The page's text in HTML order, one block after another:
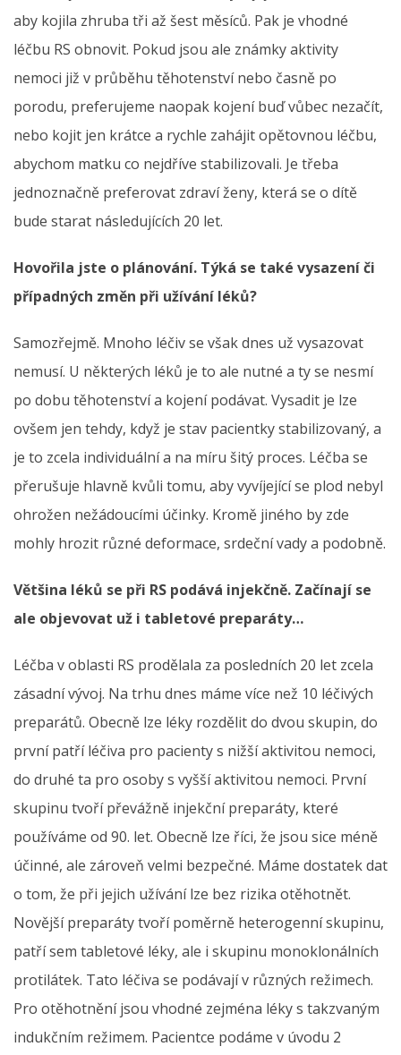
aby kojila zhruba tři až šest měsíců. Pak je vhodné
léčbu RS obnovit. Pokud jsou ale známky aktivity
nemoci již v průběhu těhotenství nebo časně po
porodu, preferujeme naopak kojení buď vůbec nezačít,
nebo kojit jen krátce a rychle zahájit opětovnou léčbu,
abychom matku co nejdříve stabilizovali. Je třeba
jednoznačně preferovat zdraví ženy, která se o dítě
bude starat následujících 20 let.
Hovořila jste o plánování. Týká se také vysazení či
případných změn při užívání léků?
Samozřejmě. Mnoho léčiv se však dnes už vysazovat
nemusí. U některých léků je to ale nutné a ty se nesmí
po dobu těhotenství a kojení podávat. Vysadit je lze
ovšem jen tehdy, když je stav pacientky stabilizovaný, a
je to zcela individuální a na míru šitý proces. Léčba se
přerušuje hlavně kvůli tomu, aby vyvíjející se plod nebyl
ohrožen nežádoucími účinky. Kromě jiného by zde
mohly hrozit různé deformace, srdeční vady a podobně.
Většina léků se při RS podává injekčně. Začínají se
ale objevovat už i tabletové preparáty…
Léčba v oblasti RS prodělala za posledních 20 let zcela
zásadní vývoj. Na trhu dnes máme více než 10 léčivých
preparátů. Obecně lze léky rozdělit do dvou skupin, do
první patří léčiva pro pacienty s nižší aktivitou nemoci,
do druhé ta pro osoby s vyšší aktivitou nemoci. První
skupinu tvoří převážně injekční preparáty, které
používáme od 90. let. Obecně lze říci, že jsou sice méně
účinné, ale zároveň velmi bezpečné. Máme dostatek dat
o tom, že při jejich užívání lze bez rizika otěhotnět.
Novější preparáty tvoří poměrně heterogenní skupinu,
patří sem tabletové léky, ale i skupinu monoklonálních
protilátek. Tato léčiva se podávají v různých režimech.
Pro otěhotnění jsou vhodné zejména léky s takzvaným
indukčním režimem. Pacientce podáme v úvodu 2